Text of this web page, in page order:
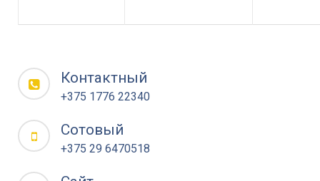
Контактный
+375 1776 22340
Сотовый
+375 29 6470518